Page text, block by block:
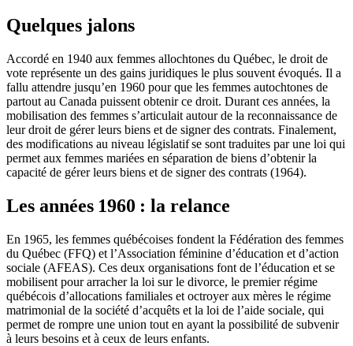
Quelques jalons
Accordé en 1940 aux femmes allochtones du Québec, le droit de
vote représente un des gains juridiques le plus souvent évoqués. Il a
fallu attendre jusqu’en 1960 pour que les femmes autochtones de
partout au Canada puissent obtenir ce droit. Durant ces années, la
mobilisation des femmes s’articulait autour de la reconnaissance de
leur droit de gérer leurs biens et de signer des contrats. Finalement,
des modifications au niveau législatif se sont traduites par une loi qui
permet aux femmes mariées en séparation de biens d’obtenir la
capacité de gérer leurs biens et de signer des contrats (1964).
Les années 1960 : la relance
En 1965, les femmes québécoises fondent la Fédération des femmes
du Québec (FFQ) et l’Association féminine d’éducation et d’action
sociale (AFEAS). Ces deux organisations font de l’éducation et se
mobilisent pour arracher la loi sur le divorce, le premier régime
québécois d’allocations familiales et octroyer aux mères le régime
matrimonial de la société d’acquêts et la loi de l’aide sociale, qui
permet de rompre une union tout en ayant la possibilité de subvenir
à leurs besoins et à ceux de leurs enfants.